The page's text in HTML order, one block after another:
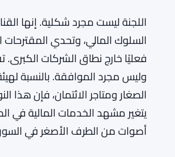
اللجنة ليست مجرد شكلية. إنها
السلوك المالي، وتحدي
فعليًا خارج نطاق الشركات
وليس مجرد الموافقة. بالنسبة
الصغار ومتاجر الائتمان، فإن
يتغير مشهد الخدمات المالية في
أصوات من الطرف الأصغر في